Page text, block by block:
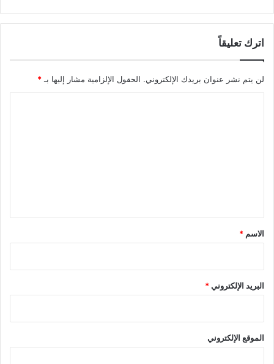
اترك تعليقاً
لن يتم نشر عنوان بريدك الإلكتروني. الحقول الإلزامية مشار إليها بـ *
*
الاسم *
البريد الإلكتروني*
الموقع الإلكتروني